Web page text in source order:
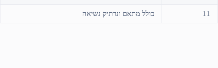
11 כולל מתאם ונרתיק נשיאה